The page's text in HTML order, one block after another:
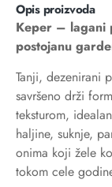
Opis proizvoda
Keper – lagani
postojanu
Tanji, dezenirani
savršeno drži
teksturom,
haljine, suknje,
onima koji žele
tokom cele